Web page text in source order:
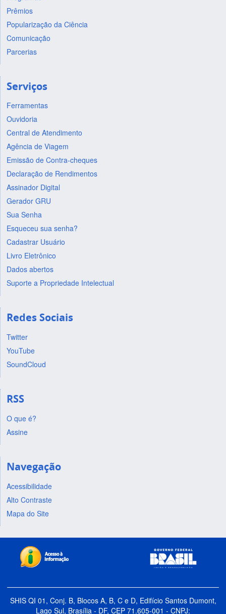
Prêmios
Popularização da Ciência
Comunicação
Parcerias
Serviços
Ferramentas
Ouvidoria
Central de Atendimento
Agência de Viagem
Emissão de Contra-cheques
Declaração de Rendimentos
Assinador Digital
Gerador GRU
Sua Senha
Esqueceu sua senha?
Cadastrar Usuário
Livro Eletrônico
Dados abertos
Suporte a Propriedade Intelectual
Redes Sociais
Twitter
YouTube
SoundCloud
RSS
O que é?
Assine
Navegação
Acessibilidade
Alto Contraste
Mapa do Site
SHIS QI 01, Conj. B, Blocos A, B, C e D, Edifício Santos Dumont,
Lago Sul, Brasília - DF, CEP 71.605-001 - CNPJ: